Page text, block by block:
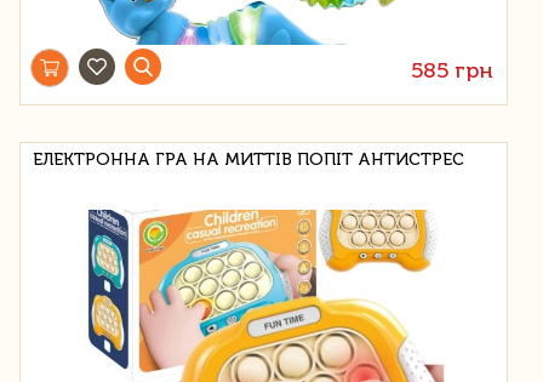
585 грн
ЕЛЕКТРОННА ГРА НА МИТТІВ ПОПІТ АНТИСТРЕС